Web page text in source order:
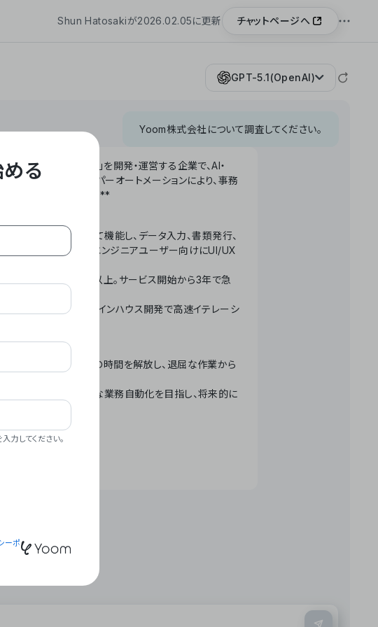
Shun Hatosakiが2026.02.05に更新 チャットページへ
GPT-5.1(OpenAI)
Yoom株式会社について調査してください。
ョンSaaS「Yoom」を開発・運営する企業で、AI・
で組み合わせたハイパーオートメーションにより、事務
スを提供しています。**
携データベースとして機能し、データ入力、書類発行、
の業務を自動化。非エンジニアユーザー向けにUI/UX
直近成長率300%以上。サービス開始から3年で急
ットフォームで完結。インハウス開発で高速イテレーシ
テクノロジーで人々の時間を解放し、退屈な作業から
」 – 世界的な業務自動化を目指し、将来的に
る
力してください。
ーポ